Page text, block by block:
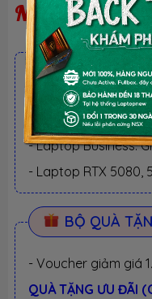
Ngừng kinh
ƯU ĐÃI TỐT
BACK TO SCHOOL
- Laptop Business.
- Laptop RTX 5080,
BỘ QUÀ
- Voucher giảm giá
QUÀ TẶNG ƯU ĐÃI